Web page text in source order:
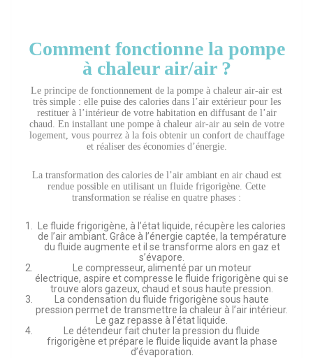
Comment fonctionne la pompe
à chaleur air/air ?
Le principe de fonctionnement de la pompe à chaleur air-air est
très simple : elle puise des calories dans l’air extérieur pour les
restituer à l’intérieur de votre habitation en diffusant de l’air
chaud. En installant une pompe à chaleur air-air au sein de votre
logement, vous pourrez à la fois obtenir un confort de chauffage
et réaliser des économies d’énergie.
La transformation des calories de l’air ambiant en air chaud est
rendue possible en utilisant un fluide frigorigène. Cette
transformation se réalise en quatre phases :
Le fluide frigorigène, à l’état liquide, récupère les calories
de l’air ambiant. Grâce à l’énergie captée, la température
du fluide augmente et il se transforme alors en gaz et
s’évapore.
Le compresseur, alimenté par un moteur
électrique, aspire et compresse le fluide frigorigène qui se
trouve alors gazeux, chaud et sous haute pression.
La condensation du fluide frigorigène sous haute
pression permet de transmettre la chaleur à l’air intérieur.
Le gaz repasse à l’état liquide.
Le détendeur fait chuter la pression du fluide
frigorigène et prépare le fluide liquide avant la phase
d’évaporation.